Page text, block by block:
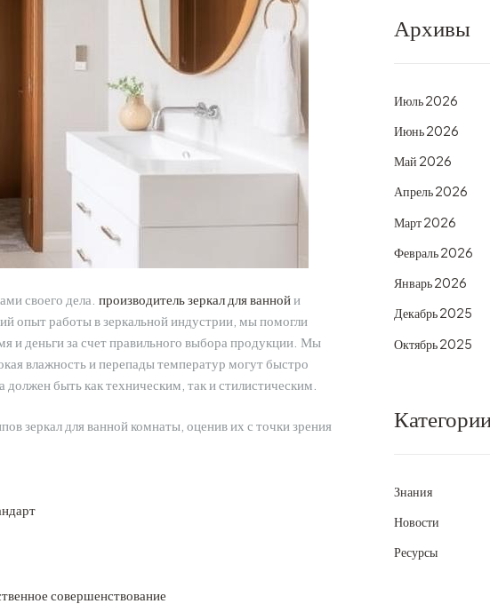
своего дела. производитель зеркал для ваннойи
опыт работы в зеркальной индустрии, мы помогли
и деньги за счет правильного выбора продукции. Мы
влажность и перепады температур могут быстро
быть как техническим, так и стилистическим.
зеркал для ванной комнаты, оценив их с точки зрения
совершенствование
Архивы
Июль 2026
Июнь 2026
Май 2026
Апрель 2026
Март 2026
Февраль 2026
Январь 2026
Декабрь 2025
Октябрь 2025
Знания
Новости
Ресурсы